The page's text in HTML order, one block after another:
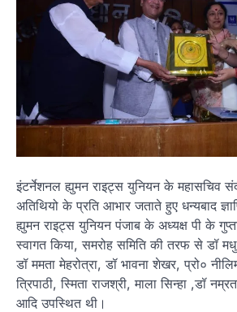
इंटर्नेशनल ह्युमन राइट्स युनियन के महासचिव
अतिथियो के प्रति आभार जताते हुए धन्यबाद
ह्युमन राइट्स युनियन पंजाब के अध्यक्ष पी के
स्वागत किया, समरोह समिति की तरफ से डॉ मधु
डॉ ममता मेहरोत्रा, डॉ भावना शेखर, प्रो०
त्रिपाठी, स्मिता राजश्री, माला सिन्हा ,डॉ
आदि उपस्थित थी।